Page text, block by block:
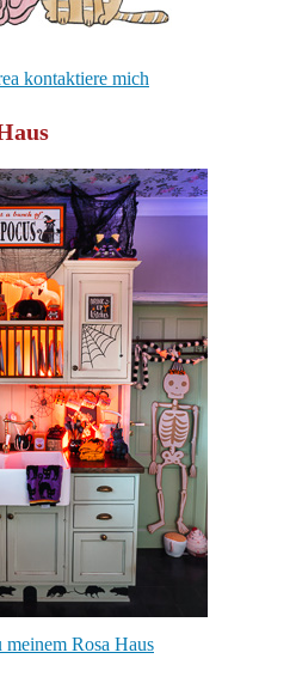
kontaktiere mich
meinem Rosa Haus